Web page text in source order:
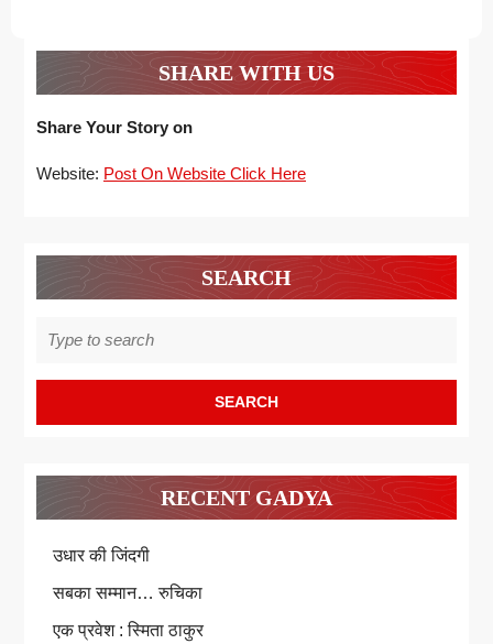
SHARE WITH US
Share Your Story on
Website: Post On Website Click Here
SEARCH
for:
RECENT GADYA
उधार की जिंदगी
सबका सम्मान… रुचिका
एक प्रवेश : स्मिता ठाकुर